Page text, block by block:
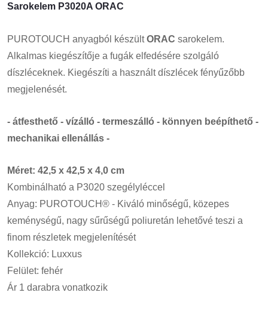
Sarokelem P3020A ORAC
PUROTOUCH anyagból készültORAC sarokelem.
Alkalmas kiegészítője a fugák elfedésére szolgáló
díszléceknek. Kiegészíti a használt díszlécek fényűzőbb
megjelenését.
- átfesthető - vízálló - termeszálló - könnyen beépíthető -
mechanikai ellenállás -
Méret: 42,5 x 42,5 x 4,0 cm
Kombinálható a P3020 szegélyléccel
Anyag: PUROTOUCH® - Kiváló minőségű, közepes
keménységű, nagy sűrűségű poliuretán lehetővé teszi a
finom részletek megjelenítését
Kollekció: Luxxus
Felület: fehér
Ár 1 darabra vonatkozik